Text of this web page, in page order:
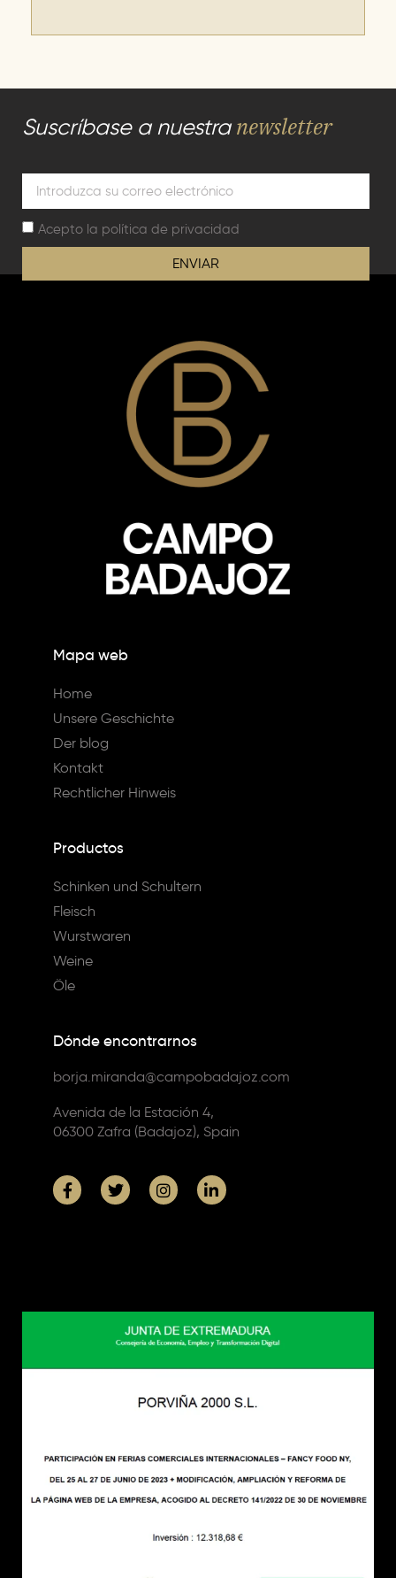
Suscríbase a nuestra newsletter
Acepto la política de privacidad
ENVIAR
Mapa web
Home
Unsere Geschichte
Der blog
Kontakt
Rechtlicher Hinweis
Productos
Schinken und Schultern
Fleisch
Wurstwaren
Weine
Öle
Dónde encontrarnos
borja.miranda@campobadajoz.com
Avenida de la Estación 4,
06300 Zafra (Badajoz), Spain